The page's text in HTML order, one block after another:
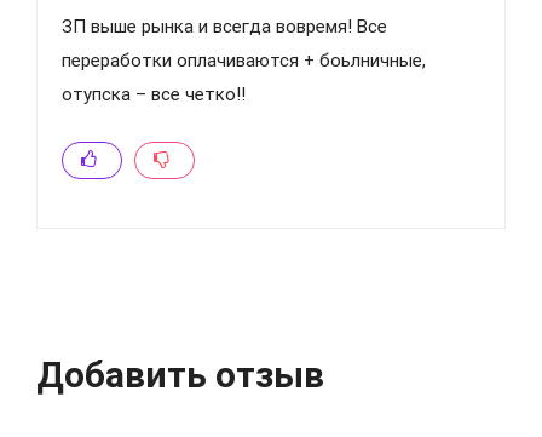
ЗП выше рынка и всегда вовремя! Все
переработки оплачиваются + боьлничные,
отупска – все четко!!
Добавить отзыв